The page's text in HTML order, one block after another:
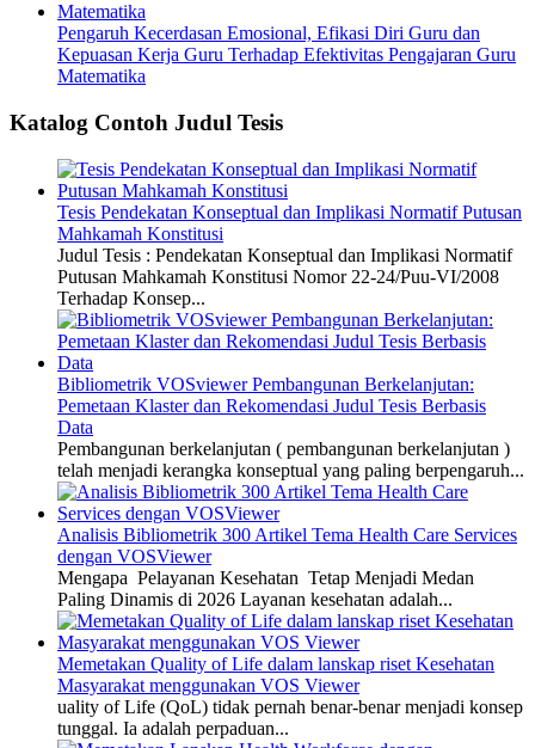
Pengaruh Kecerdasan Emosional, Efikasi Diri Guru dan
Kepuasan Kerja Guru Terhadap Efektivitas Pengajaran Guru
Matematika
Katalog Contoh Judul Tesis
Tesis Pendekatan Konseptual dan Implikasi Normatif Putusan
Mahkamah Konstitusi
Judul Tesis : Pendekatan Konseptual dan Implikasi Normatif
Putusan Mahkamah Konstitusi Nomor 22-24/Puu-VI/2008
Terhadap Konsep...
Bibliometrik VOSviewer Pembangunan Berkelanjutan:
Pemetaan Klaster dan Rekomendasi Judul Tesis Berbasis
Data
Pembangunan berkelanjutan ( pembangunan berkelanjutan )
telah menjadi kerangka konseptual yang paling berpengaruh...
Analisis Bibliometrik 300 Artikel Tema Health Care Services
dengan VOSViewer
Mengapa Pelayanan Kesehatan Tetap Menjadi Medan
Paling Dinamis di 2026 Layanan kesehatan adalah...
Memetakan Quality of Life dalam lanskap riset Kesehatan
Masyarakat menggunakan VOS Viewer
uality of Life (QoL) tidak pernah benar-benar menjadi konsep
tunggal. Ia adalah perpaduan...